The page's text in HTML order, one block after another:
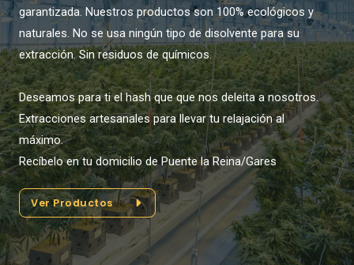
garantizada. Nuestros productos son 100% ecológicos y
naturales. No se usa ningún tipo de disolvente para su
extracción. Sin residuos de químicos.
Deseamos para ti el hash que que nos deleita a nosotros.
Extracciones artesanales para llevar tu relajación al
máximo.
Recíbelo en tu domicilio de Puente la Reina/Gares
Ver Productos